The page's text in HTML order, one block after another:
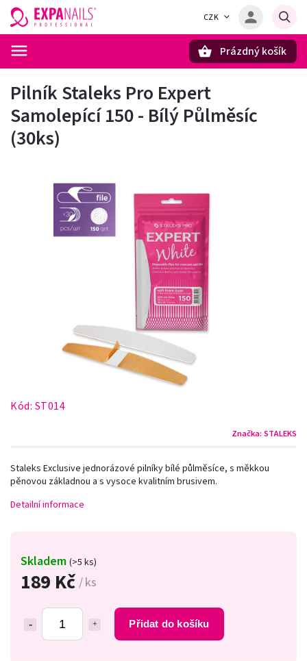
CZK
Prázdný košík
Pilník Staleks Pro Expert
Samolepící 150 - Bílý Půlměsíc
(30ks)
Kód: ST014
Značka: STALEKS
189 Kč / ks
Přidat do košíku
Skladem (>5 ks)
Staleks Exclusive jednorázové pilníky bílé půlměsíce, s měkkou
pěnovou základnou a s vysoce kvalitním brusivem.
Detailní informace